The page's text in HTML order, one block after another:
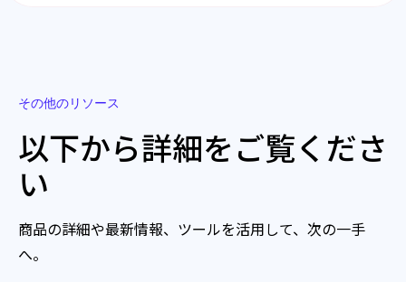
その他のリソース
以下から詳細をご覧くださ
い
商品の詳細や最新情報、ツールを活用して、次の一手
へ。